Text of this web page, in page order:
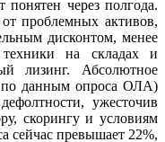
через полгода.
проблемных активов,
дисконтом, менее
на складах и
лизинг. Абсолютное
по данным опроса ОЛА)
ужесточив
скорингу и условиям
сейчас превышает 22%,